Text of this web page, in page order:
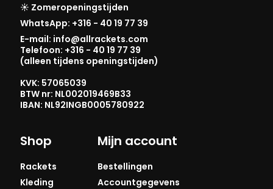
☀️ Zomeropeningstijden
WhatsApp: +316 - 40 19 77 39
E-mail: info@allrackets.com
Telefoon: +316 - 40 19 77 39
(alleen tijdens openingstijden)
KVK: 57065039
BTW nr: NL002019469B33
IBAN: NL92INGB0005780922
Shop
Rackets
Kleding
Mijn account
Bestellingen
Accountgegevens